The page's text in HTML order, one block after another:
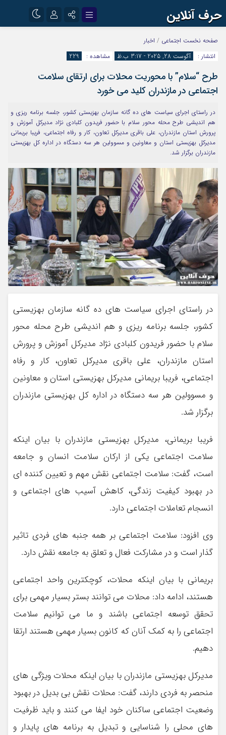
حرف آنلاین
اینستاگرام
آپارات
رمز عبور
مرا به خاطر بسپار
صفحه نخست اجتماعی / اخبار
انتشار :
آگوست 28, 2025 - 3:17 ب.ظ مشاهده : 229
طرح “سلام” با محوریت محلات برای ارتقای سلامت
اجتماعی در مازندران کلید می خورد
در راستای اجرای سیاست های ده گانه سازمان بهزیستی کشور، جلسه برنامه ریزی و
هم اندیشی طرح محله محور سلام با حضور فریدون کلبادی نژاد مدیرکل آموزش و
پرورش استان مازندران، علی باقری مدیرکل تعاون، کار و رفاه اجتماعی، فریبا بریمانی
مدیرکل بهزیستی استان و معاونین و مسوولین هر سه دستگاه در اداره کل بهزیستی
مازندران برگزار شد.
در راستای اجرای سیاست های ده گانه سازمان بهزیستی
کشور، جلسه برنامه ریزی و هم اندیشی طرح محله محور
سلام با حضور فریدون کلبادی نژاد مدیرکل آموزش و پرورش
استان مازندران، علی باقری مدیرکل تعاون، کار و رفاه
اجتماعی، فریبا بریمانی مدیرکل بهزیستی استان و معاونین
و مسوولین هر سه دستگاه در اداره کل بهزیستی مازندران
برگزار شد.
فریبا بریمانی، مدیرکل بهزیستی مازندران با بیان اینکه
سلامت اجتماعی یکی از ارکان سلامت انسان و جامعه
است، گفت: سلامت اجتماعی نقش مهم و تعیین کننده ای
در بهبود کیفیت زندگی، کاهش آسیب های اجتماعی و
انسجام تعاملات اجتماعی دارد.
وی افزود: سلامت اجتماعی بر همه جنبه های فردی تاثیر
گذار است و در مشارکت فعال و تعلق به جامعه نقش دارد.
بریمانی با بیان اینکه محلات، کوچکترین واحد اجتماعی
هستند، ادامه داد: محلات می توانند بستر بسیار مهمی برای
تحقق توسعه اجتماعی باشند و ما می توانیم سلامت
اجتماعی را به کمک آنان که کانون بسیار مهمی هستند ارتقا
دهیم.
مدیرکل بهزیستی مازندران با بیان اینکه محلات ویژگی های
منحصر به فردی دارند، گفت: محلات نقش بی بدیل در بهبود
وضعیت اجتماعی ساکنان خود ایفا می کنند و باید ظرفیت
های محلی را شناسایی و تبدیل به برنامه های پایدار و